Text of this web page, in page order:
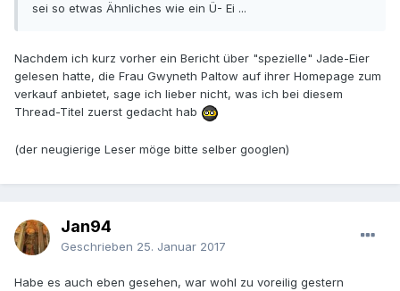
sei so etwas Ähnliches wie ein Ü- Ei ...
Nachdem ich kurz vorher ein Bericht über "spezielle" Jade-Eier
gelesen hatte, die Frau Gwyneth Paltow auf ihrer Homepage zum
verkauf anbietet, sage ich lieber nicht, was ich bei diesem
Thread-Titel zuerst gedacht hab
(der neugierige Leser möge bitte selber googlen)
Jan94
Geschrieben 25. Januar 2017
Habe es auch eben gesehen, war wohl zu voreilig gestern